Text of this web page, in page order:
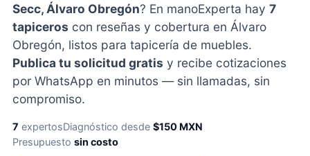
Secc, Álvaro Obregón? En manoExperta hay 7
tapiceros con reseñas y cobertura en Álvaro
Obregón, listos para tapicería de muebles.
Publica tu solicitud gratis y recibe cotizaciones
por WhatsApp en minutos — sin llamadas, sin
compromiso.
7 expertosDiagnóstico desde $150 MXN
Presupuesto sin costo